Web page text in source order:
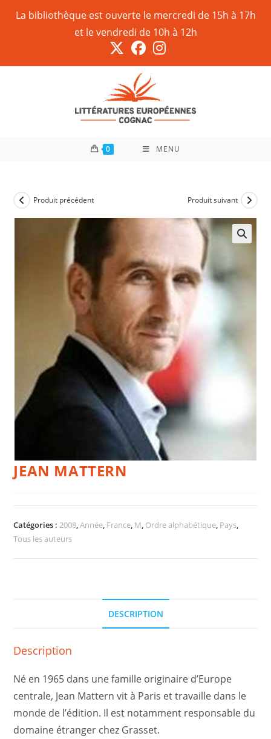
La bibliothèque est ouverte le mercredi de 15h à 17h
et le vendredi de 10h à 12h
0 MENU
Produit précédent Produit suivant
JEAN MATTERN
Catégories :2008,Année, France, M, Ordre alphabétique, Pays,
Tous les auteurs
DESCRIPTION
Description
Né en 1965 dans une famille originaire d’Europe
centrale, Jean Mattern vit à Paris et travaille dans le
monde de l’édition. Il est notamment responsable du
domaine étranger chez Grasset.